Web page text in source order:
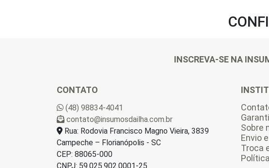
INSCREVA-SE NA
CONTATO
(48) 98834-4041
contato@insumosdailha.com.br
Rua: Rodovia Francisco Magno Vieira, 3839
Campeche – Florianópolis - SC
CEP: 88065-000
CNPJ: 59.025.902.0001-25
Sobre
Envio
Troca